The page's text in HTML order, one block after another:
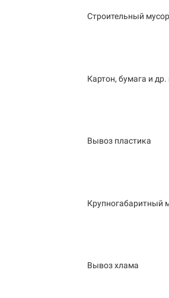
Строительный
Картон, бумага и
Вывоз пластика
Крупногабаритный
Вывоз хлама